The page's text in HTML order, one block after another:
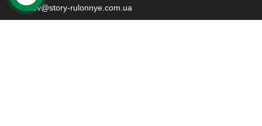
kiev@story-rulonnye.com.ua